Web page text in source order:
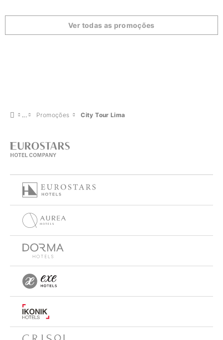
Ver todas as promoções
Promoções City Tour Lima